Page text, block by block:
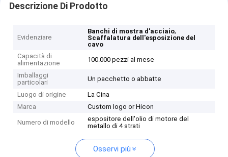
Descrizione Di Prodotto
Evidenziare
Banchi di mostra d'acciaio,
Scaffalatura dell'esposizione del
cavo
Capacità di
alimentazione
100.000 pezzi al mese
Imballaggi
particolari
Un pacchetto o abbatte
Luogo di origine
La Cina
Marca
Custom logo or Hicon
Numero di modello
espositore dell'olio di motore del
metallo di 4 strati
Osservi più